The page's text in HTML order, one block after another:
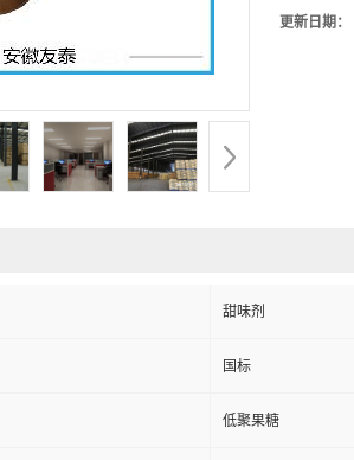
更新日期：
甜味剂
国标
低聚果糖